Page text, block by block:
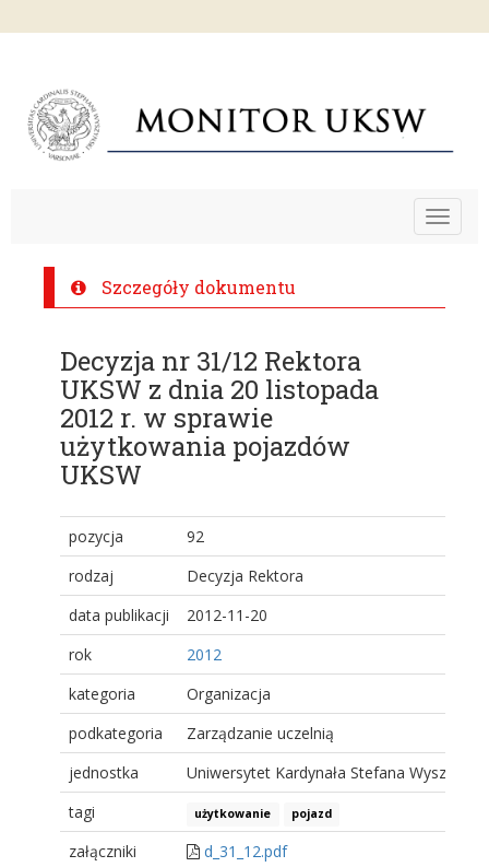
Toggle
Szczegóły dokumentu
Decyzja nr 31/12 Rektora
UKSW z dnia 20 listopada
2012 r. w sprawie
użytkowania pojazdów
UKSW
pozycja
92
rodzaj
Decyzja Rektora
data publikacji
2012-11-20
rok
2012
kategoria
Organizacja
podkategoria
Zarządzanie uczelnią
jednostka
Uniwersytet Kardynała Stefana
tagi
użytkowanie pojazd
załączniki d_31_12.pdf